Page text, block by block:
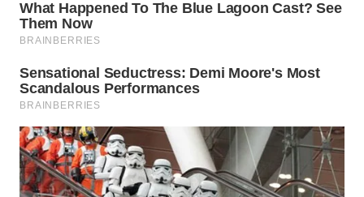
WAHANA
KONSUMEN
WAHANA
LISTRIK
WAHANA
TRAVEL
WAHANA